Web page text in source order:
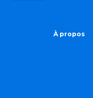
À propos